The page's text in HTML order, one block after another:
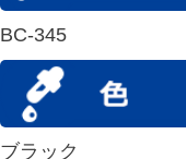
BC-345
ブラック